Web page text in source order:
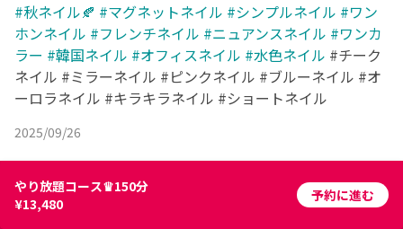
#秋ネイル🍂 #マグネットネイル #シンプルネイル #ワン
ホンネイル #フレンチネイル #ニュアンスネイル #ワンカ
ラー #韓国ネイル #オフィスネイル #水色ネイル #チーク
ネイル #ミラーネイル #ピンクネイル #ブルーネイル #オ
ーロラネイル #キラキラネイル #ショートネイル
2025/09/26
やり放題コース♛150分
¥13,480
予約に進む